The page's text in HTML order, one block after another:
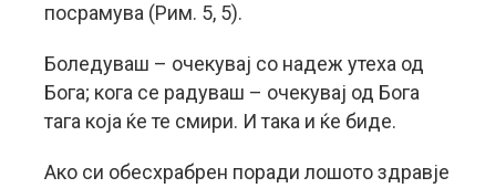
посрамува (Рим. 5, 5).
Боледуваш – очекувај со надеж утеха од
Бога; кога се радуваш – очекувај од Бога
тага која ќе те смири. И така и ќе биде.
Ако си обесхрабрен поради лошото здравје